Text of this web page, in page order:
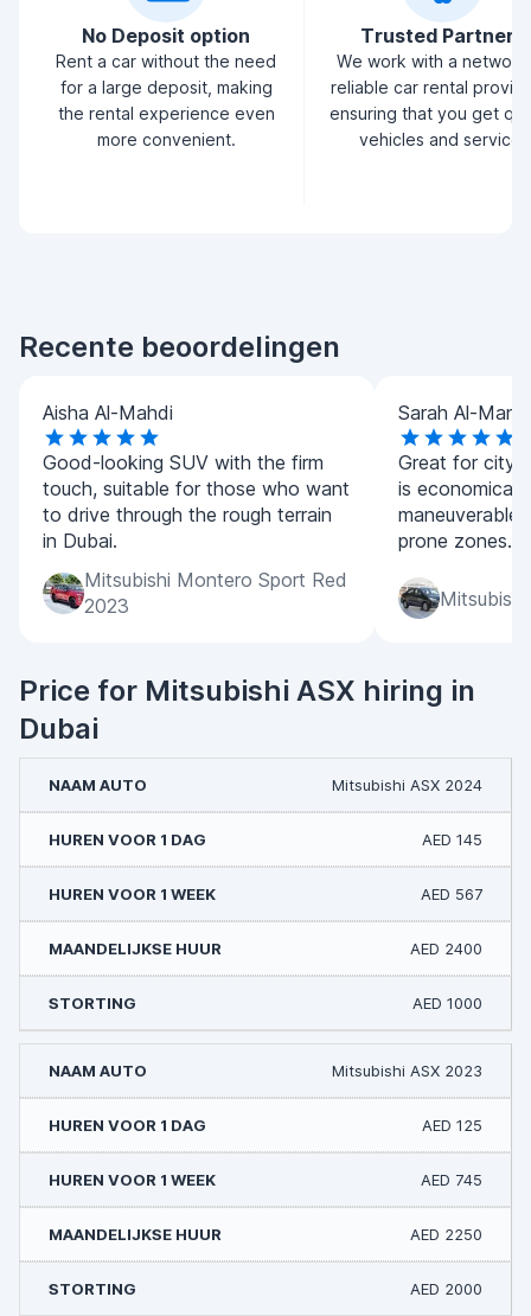
No Deposit option
Rent a car without the need
for a large deposit, making
the rental experience even
more convenient.
Trusted Partners
We work with a
reliable car rental
ensuring that you get
vehicles and service.
Recente beoordelingen
Aisha Al-Mahdi
Good-looking SUV with the firm
touch, suitable for those who want
to drive through the rough terrain
in Dubai.
Mitsubishi Montero Sport Red
2023
Sarah Al-
Great for city
is economical
maneuverable
prone zones.
Price for Mitsubishi ASX hiring in
Dubai
Mitsubishi ASX 2024
AED 145
AED 567
AED 2400
AED 1000
Mitsubishi ASX 2023
AED 125
AED 745
AED 2250
AED 2000